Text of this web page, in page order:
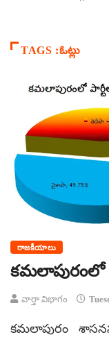
TAGS :ఓట్లు
రాజకీయాలు
కమలాపురంలో
వార్తా విభాగం
కమలాపురం